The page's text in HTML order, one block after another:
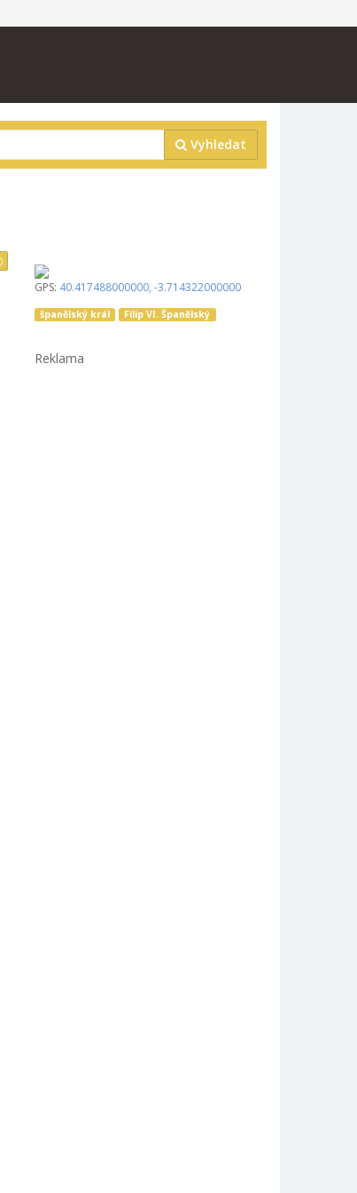
Vyhledat
GPS: 40.417488000000, -3.714322000000
španělský král Filip VI. Španělský
Reklama